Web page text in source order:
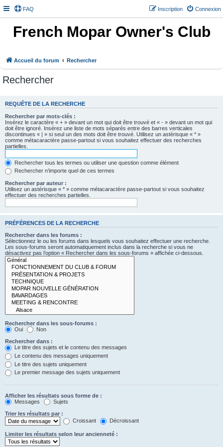
FAQ Connexion
Inscription
French Mopar Owner's Club
Accueil du forum Rechercher
Rechercher
REQUÊTE DE LA RECHERCHE
Rechercher par mots-clés :
Insérez le caractère « + » devant un mot qui doit être trouvé et « - » devant un mot qui
doit être ignoré. Insérez une liste de mots séparés entre des barres verticales
discontinues « | » si seul un des mots doit être trouvé. Utilisez un astérisque « * »
comme métacaractère passe-partout si vous souhaitez effectuer des recherches
partielles.
Rechercher tous les termes ou utiliser une question comme élément
Rechercher n’importe quel de ces termes
Rechercher par auteur :
Utilisez un astérisque « * » comme métacaractère passe-partout si vous souhaitez
effectuer des recherches partielles.
PRÉFÉRENCES DE LA RECHERCHE
Rechercher dans les forums :
Sélectionnez le ou les forums dans lesquels vous souhaitez effectuer une recherche.
Les sous-forums seront automatiquement inclus dans la recherche si vous ne
désactivez pas l’option « Rechercher dans les sous-forums » affichée ci-dessous.
Rechercher dans les sous-forums :
Oui
Non
Rechercher dans :
Le titre des sujets et le contenu des messages
Le contenu des messages uniquement
Le titre des sujets uniquement
Le premier message des sujets uniquement
Afficher les résultats sous forme de :
Messages
Sujets
Trier les résultats par :
Croissant
Décroissant
Limiter les résultats selon leur ancienneté :